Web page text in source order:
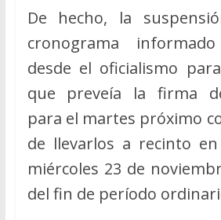
De hecho, la
cronograma
desde el oficialismo
que preveía la firma
para el martes próximo
de llevarlos a recinto
miércoles 23 de
del fin de período